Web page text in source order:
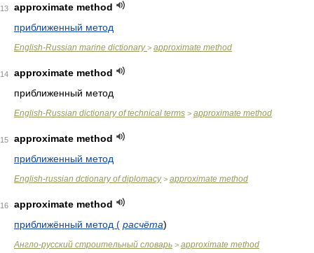
13
approximate method
приближенный метод
English-Russian marine dictionary> approximate method
14
approximate method
приближенный метод
English-Russian dictionary of technical terms > approximate method
15
approximate method
приближенный метод
English-russian dctionary of diplomacy> approximate method
16
approximate method
приближённый метод ( расчёта)
Англо-русский строительный словарь > approximate method